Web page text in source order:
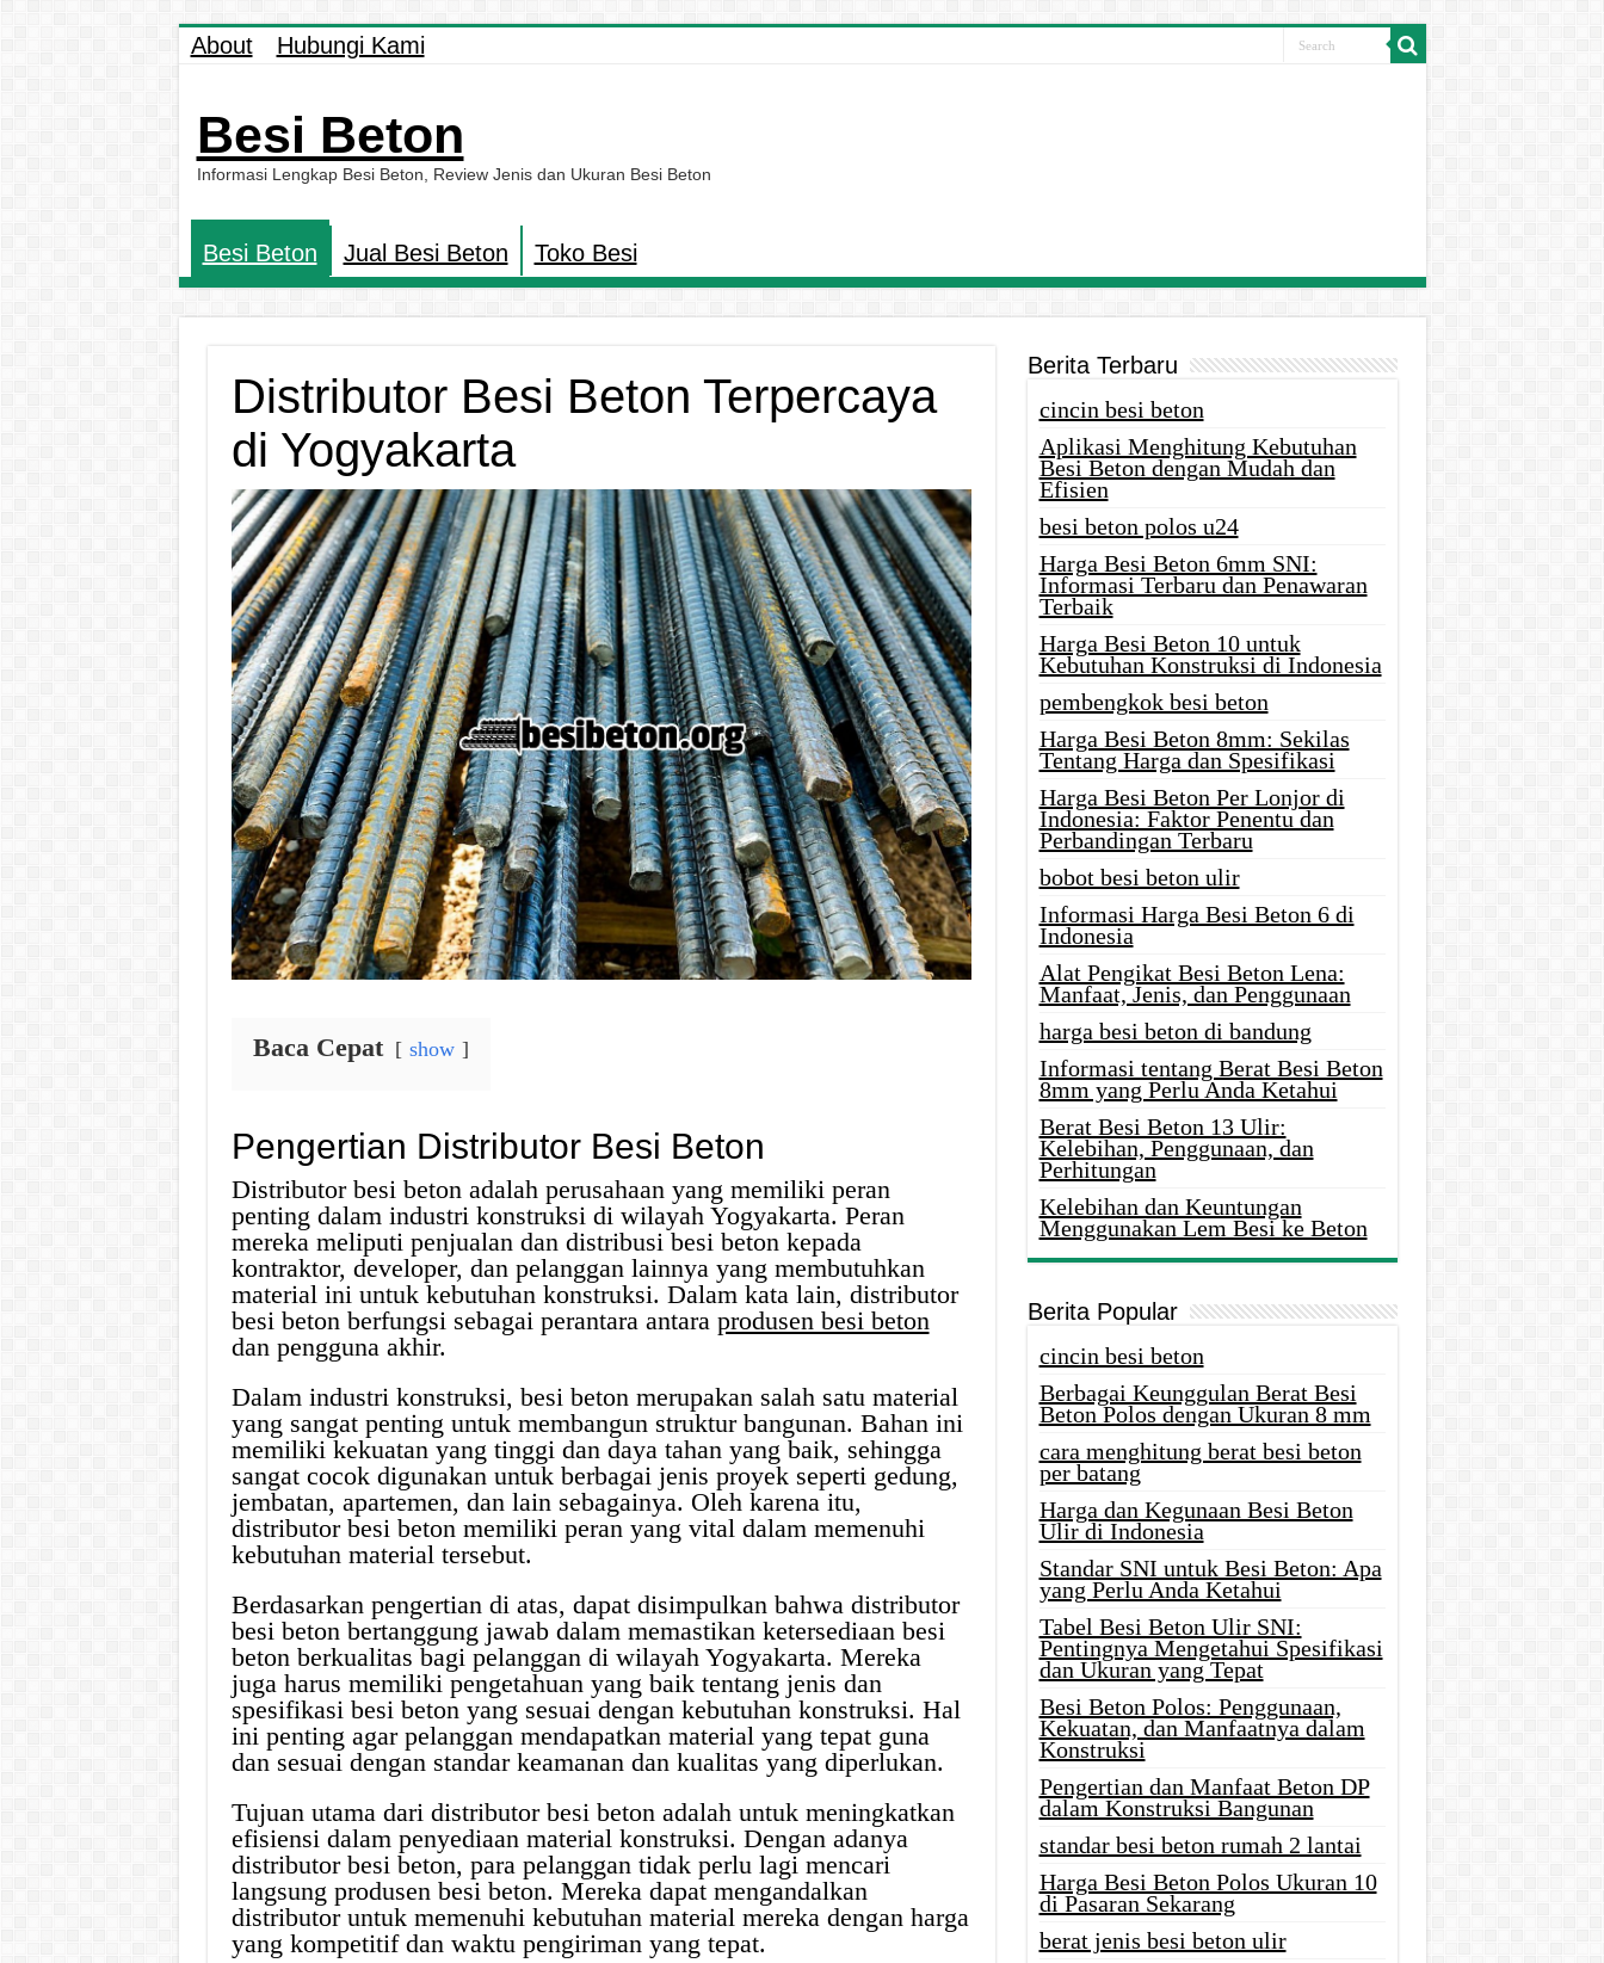
About Hubungi Kami
Besi Beton
Informasi Lengkap Besi Beton, Review Jenis dan Ukuran Besi Beton
Besi Beton Jual Besi Beton Toko Besi
Distributor Besi Beton Terpercaya
di Yogyakarta
Baca Cepat show
Pengertian Distributor Besi Beton
Distributor besi beton adalah perusahaan yang memiliki peran
penting dalam industri konstruksi di wilayah Yogyakarta. Peran
mereka meliputi penjualan dan distribusi besi beton kepada
kontraktor, developer, dan pelanggan lainnya yang membutuhkan
material ini untuk kebutuhan konstruksi. Dalam kata lain, distributor
besi beton berfungsi sebagai perantara antara produsen besi beton
dan pengguna akhir.
Dalam industri konstruksi, besi beton merupakan salah satu material
yang sangat penting untuk membangun struktur bangunan. Bahan ini
memiliki kekuatan yang tinggi dan daya tahan yang baik, sehingga
sangat cocok digunakan untuk berbagai jenis proyek seperti gedung,
jembatan, apartemen, dan lain sebagainya. Oleh karena itu,
distributor besi beton memiliki peran yang vital dalam memenuhi
kebutuhan material tersebut.
Berdasarkan pengertian di atas, dapat disimpulkan bahwa distributor
besi beton bertanggung jawab dalam memastikan ketersediaan besi
beton berkualitas bagi pelanggan di wilayah Yogyakarta. Mereka
juga harus memiliki pengetahuan yang baik tentang jenis dan
spesifikasi besi beton yang sesuai dengan kebutuhan konstruksi. Hal
ini penting agar pelanggan mendapatkan material yang tepat guna
dan sesuai dengan standar keamanan dan kualitas yang diperlukan.
Tujuan utama dari distributor besi beton adalah untuk meningkatkan
efisiensi dalam penyediaan material konstruksi. Dengan adanya
distributor besi beton, para pelanggan tidak perlu lagi mencari
langsung produsen besi beton. Mereka dapat mengandalkan
distributor untuk memenuhi kebutuhan material mereka dengan harga
yang kompetitif dan waktu pengiriman yang tepat.
Berita Terbaru
cincin besi beton
Aplikasi Menghitung Kebutuhan
Besi Beton dengan Mudah dan
Efisien
besi beton polos u24
Harga Besi Beton 6mm SNI:
Informasi Terbaru dan Penawaran
Terbaik
Harga Besi Beton 10 untuk
Kebutuhan Konstruksi di Indonesia
pembengkok besi beton
Harga Besi Beton 8mm: Sekilas
Tentang Harga dan Spesifikasi
Harga Besi Beton Per Lonjor di
Indonesia: Faktor Penentu dan
Perbandingan Terbaru
bobot besi beton ulir
Informasi Harga Besi Beton 6 di
Indonesia
Alat Pengikat Besi Beton Lena:
Manfaat, Jenis, dan Penggunaan
harga besi beton di bandung
Informasi tentang Berat Besi Beton
8mm yang Perlu Anda Ketahui
Berat Besi Beton 13 Ulir:
Kelebihan, Penggunaan, dan
Perhitungan
Kelebihan dan Keuntungan
Menggunakan Lem Besi ke Beton
Berita Popular
cincin besi beton
Berbagai Keunggulan Berat Besi
Beton Polos dengan Ukuran 8 mm
cara menghitung berat besi beton
per batang
Harga dan Kegunaan Besi Beton
Ulir di Indonesia
Standar SNI untuk Besi Beton: Apa
yang Perlu Anda Ketahui
Tabel Besi Beton Ulir SNI:
Pentingnya Mengetahui Spesifikasi
dan Ukuran yang Tepat
Besi Beton Polos: Penggunaan,
Kekuatan, dan Manfaatnya dalam
Konstruksi
Pengertian dan Manfaat Beton DP
dalam Konstruksi Bangunan
standar besi beton rumah 2 lantai
Harga Besi Beton Polos Ukuran 10
di Pasaran Sekarang
berat jenis besi beton ulir